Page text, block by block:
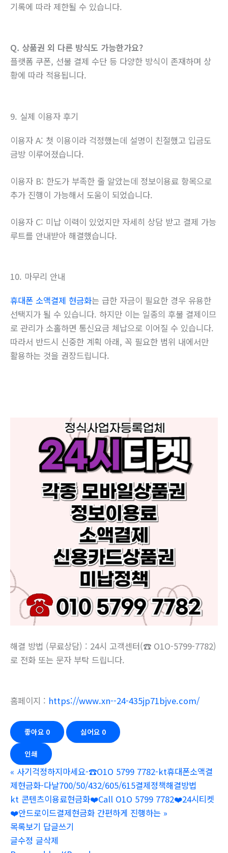
기록에 따라 제한될 수 있습니다.
Q. 상품권 외 다른 방식도 가능한가요?
플랫폼 쿠폰, 선불 결제 수단 등 다양한 방식이 존재하며 상
황에 따라 적용됩니다.
9. 실제 이용자 후기
이용자 A: 첫 이용이라 걱정했는데 설명이 친절했고 입금도
금방 이루어졌습니다.
이용자 B: 한도가 부족한 줄 알았는데 정보이용료 항목으로
추가 진행이 가능해서 도움이 되었습니다.
이용자 C: 미납 이력이 있었지만 자세히 상담 받고 결제 가능
루트를 안내받아 해결했습니다.
10. 마무리 안내
휴대폰 소액결제 현금화는 급한 자금이 필요한 경우 유용한
선택지가 될 수 있습니다. 하지만 이는 일종의 후불 결제이므
로 관리가 소홀하면 통신요금 체납으로 이어질 수 있습니다.
따라서 반드시 신중한 계획 아래, 꼭 필요한 범위 내에서만
활용하는 것을 권장드립니다.
해결 방법 (무료상담) : 24시 고객센터(☎ O1O-5799-7782)
로 전화 또는 문자 부탁 드립니다.
홈페이지 : https://www.xn--24-435jp71bjve.com/
좋아요 0 싫어요 0
인쇄
« 사기걱정하지마세요-☎O1O 5799 7782-kt휴대폰소액결
제현금화-다날700/50/432/605/615결제정책해결방법
kt 콘텐츠이용료현금화❤️Call O1O 5799 7782❤️24시티켓
❤️안드로이드결제현금화 간편하게 진행하는 »
목록보기 답글쓰기
글수정 글삭제